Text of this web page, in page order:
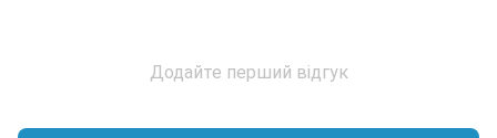
Додайте перший відгук